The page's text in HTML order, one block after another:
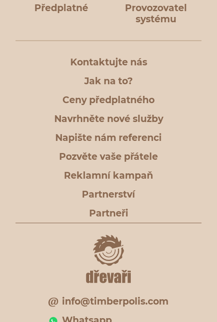
Předplatné
Provozovatel
systému
Kontaktujte nás
Jak na to?
Ceny předplatného
Navrhněte nové služby
Napište nám referenci
Pozvěte vaše přátele
Reklamní kampaň
Partnerství
Partneři
info@timberpolis.com